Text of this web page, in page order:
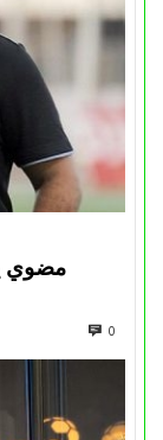
مضوي
0